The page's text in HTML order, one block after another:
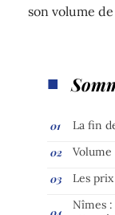
son volume
La fin
Les
Nîmes